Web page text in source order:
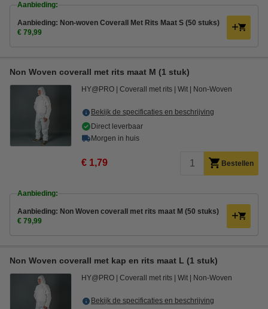
Aanbieding:
Aanbieding: Non-woven Coverall Met Rits Maat S (50 stuks)
€ 79,99
Non Woven coverall met rits maat M (1 stuk)
HY@PRO Coverall met rits Wit Non-Woven
Bekijk de specificaties en beschrijving
Direct leverbaar
Morgen in huis
€ 1,79 Bestellen
Aanbieding:
Aanbieding: Non Woven coverall met rits maat M (50 stuks)
€ 79,99
Non Woven coverall met kap en rits maat L (1 stuk)
HY@PRO Coverall met rits Wit Non-Woven
Bekijk de specificaties en beschrijving